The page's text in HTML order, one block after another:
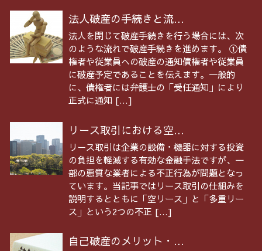
法人破産の手続きと流...
法人を閉じて破産手続きを行う場合には、次
のような流れで破産手続きを進めます。 ①債
権者や従業員への破産の通知債権者や従業員
に破産予定であることを伝えます。一般的
に、債権者には弁護士の「受任通知」により
正式に通知 […]
リース取引における空...
リース取引は企業の設備・機器に対する投資
の負担を軽減する有効な金融手法ですが、一
部の悪質な業者による不正行為が問題となっ
ています。当記事ではリース取引の仕組みを
説明するとともに「空リース」と「多重リー
ス」という2つの不正 […]
自己破産のメリット・...